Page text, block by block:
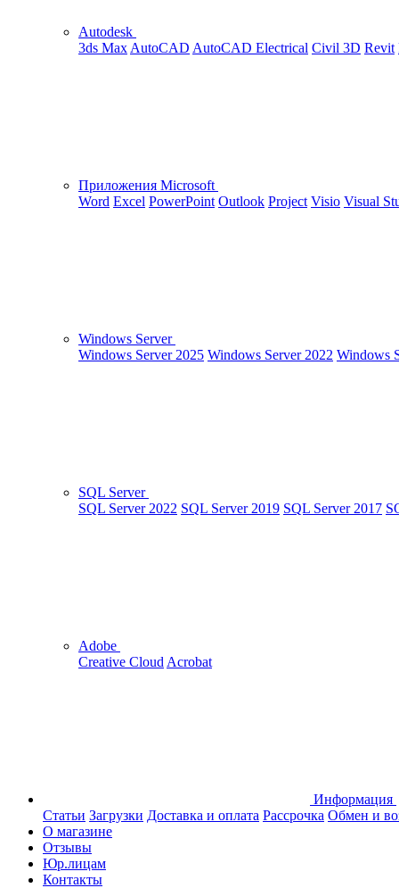
Autodesk
3ds Max AutoCAD AutoCAD Electrical Civil 3D Revit
Приложения Microsoft
Word Excel PowerPoint Outlook Project Visio Visual
Windows Server
Windows Server 2025 Windows Server 2022 Windows
SQL Server
SQL Server 2022 SQL Server 2019 SQL Server 2017
Adobe
Creative Cloud Acrobat
Информация
Статьи Загрузки Доставка и оплата Рассрочка Обмен и
О магазине
Отзывы
Юр.лицам
Контакты